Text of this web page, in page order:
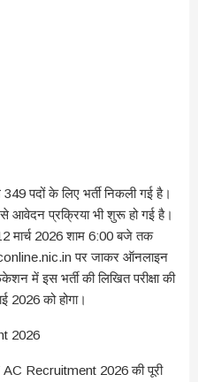
पदों के लिए भर्ती निकली गई है।
आवेदन प्रक्रिया भी शुरू हो गई है।
मार्च 2026 शाम 6:00 बजे तक
पर जाकर ऑनलाइन
में इस भर्ती की लिखित परीक्षा की
2026 को होगा।
Recruitment 2026 की पूरी